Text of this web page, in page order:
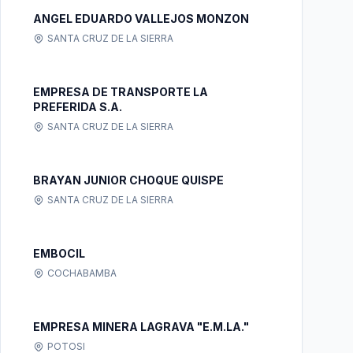
ANGEL EDUARDO VALLEJOS MONZON
SANTA CRUZ DE LA SIERRA
EMPRESA DE TRANSPORTE LA
PREFERIDA S.A.
SANTA CRUZ DE LA SIERRA
BRAYAN JUNIOR CHOQUE QUISPE
SANTA CRUZ DE LA SIERRA
EMBOCIL
COCHABAMBA
EMPRESA MINERA LAGRAVA "E.M.LA."
POTOSI